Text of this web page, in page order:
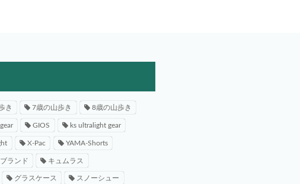
き 7歳の山歩き 8歳の山歩き
GIOS ks ultralight gear
X-Pac YAMA-Shorts
ランド キュムラス
グラスケース スノーシュー